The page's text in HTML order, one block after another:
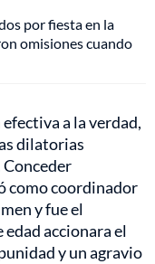
por fiesta en la
omisiones cuando
a la verdad,
dilatorias
como coordinador
y fue el
accionara el
y un agravio